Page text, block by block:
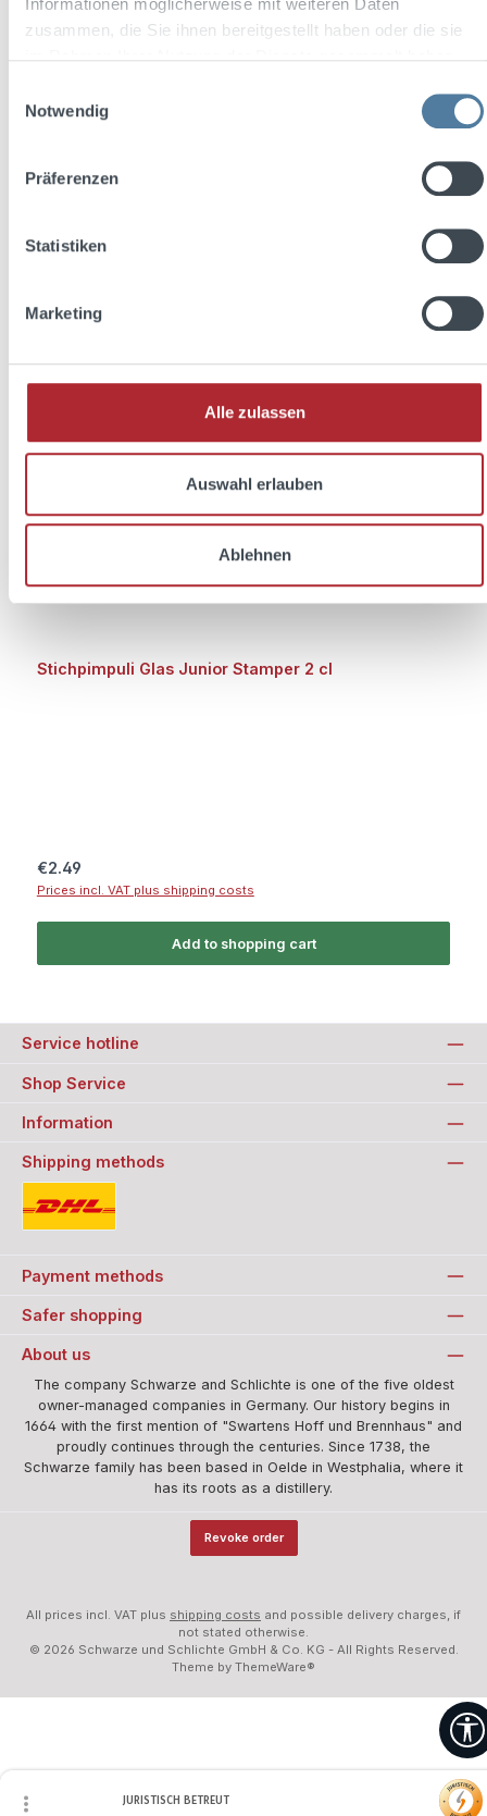
zusammen, die Sie ihnen bereitgestellt haben oder die sie
Notwendig
Präferenzen
Statistiken
Marketing
Alle zulassen
Auswahl erlauben
Ablehnen
Average rating of 4.8 out of 5 stars
Stichpimpuli bockforcelorum 0,7l 35% Vol.
Prices incl. VAT plus shipping costs
Stichpimpuli Glas Junior Stamper 2 cl
Regular price:
€2.49
Prices incl. VAT plus shipping costs
Add to shopping cart
Service hotline
Shop Service
Information
Shipping methods
Payment methods
Safer shopping
About us
The company Schwarze and Schlichte is one of the five oldest
owner-managed companies in Germany. Our history begins in
1664 with the first mention of "Swartens Hoff und Brennhaus" and
proudly continues through the centuries. Since 1738, the
Schwarze family has been based in Oelde in Westphalia, where it
has its roots as a distillery.
Revoke order
All prices incl. VAT plus shipping costs and possible delivery charges, if
not stated otherwise.
© 2026 Schwarze und Schlichte GmbH & Co. KG - All Rights Reserved.
Theme by ThemeWare®
JURISTISCH BETREUT